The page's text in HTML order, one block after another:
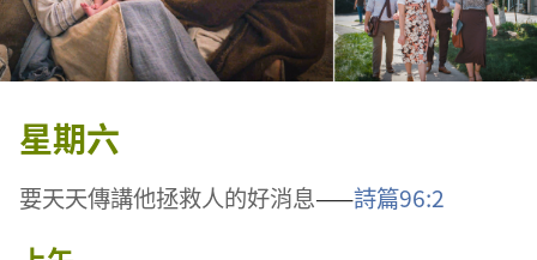
星期六
要天天傳講他拯救人的好消息​——詩篇96:2